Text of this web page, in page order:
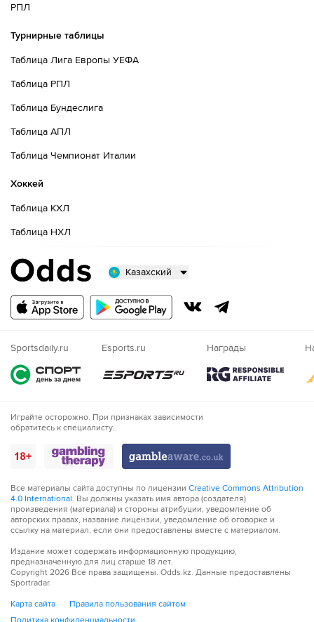
РПЛ
Турнирные таблицы
Таблица Лига Европы УЕФА
Таблица РПЛ
Таблица Бундеслига
Таблица АПЛ
Таблица Чемпионат Италии
Хоккей
Таблица КХЛ
Таблица НХЛ
Казахский
Русский
Nigeria
Sportsdaily.ru Esports.ru Награды
Играйте осторожно. При признаках зависимости
обратитесь к специалисту.
Все материалы сайта доступны по лицензии Creative Commons Attribution
4.0 International. Вы должны указать имя автора (создателя)
произведения (материала) и стороны атрибуции, уведомление об
авторских правах, название лицензии, уведомление об оговорке и
ссылку на материал, если они предоставлены вместе с материалом.
Издание может содержать информационную продукцию,
предназначенную для лиц старше 18 лет.
Copyright 2026 Все права защищены. Odds.kz. Данные предоставлены
Sportradar.
Карта сайта
Правила пользования сайтом